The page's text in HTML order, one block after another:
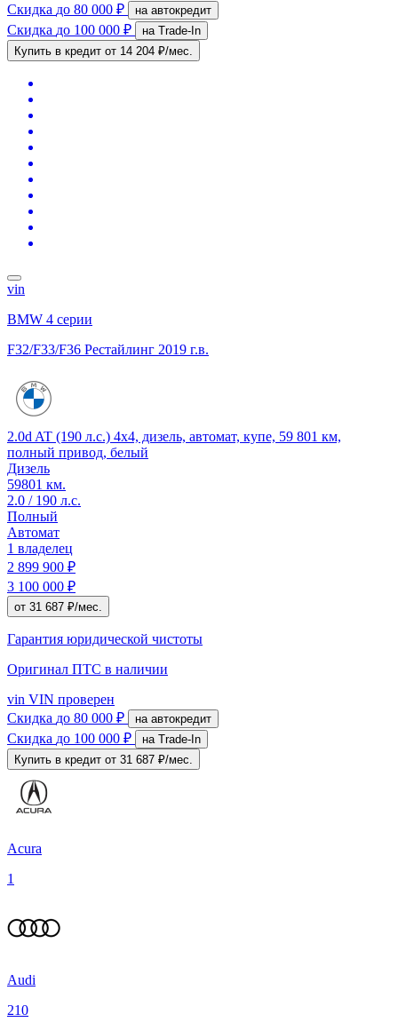
Скидка до 80 000 ₽ на автокредит
Скидка до 100 000 ₽
на Trade-In
Купить в кредит от 14 204 ₽/мес.
vin
BMW 4 серии
F32/F33/F36 Рестайлинг 2019 г.в.
2.0d AT (190 л.с.) 4x4, дизель, автомат, купе, 59 801 км,
полный привод, белый
Дизель
59801 км.
2.0 / 190 л.с.
Полный
Автомат
1 владелец
2 899 900 ₽
3 100 000 ₽
от 31 687 ₽/мес.
Гарантия юридической чистоты
Оригинал ПТС в наличии
vin VIN проверен
Скидка до 80 000 ₽ на автокредит
Скидка до 100 000 ₽
на Trade-In
Купить в кредит от 31 687 ₽/мес.
Acura
1
Audi
210